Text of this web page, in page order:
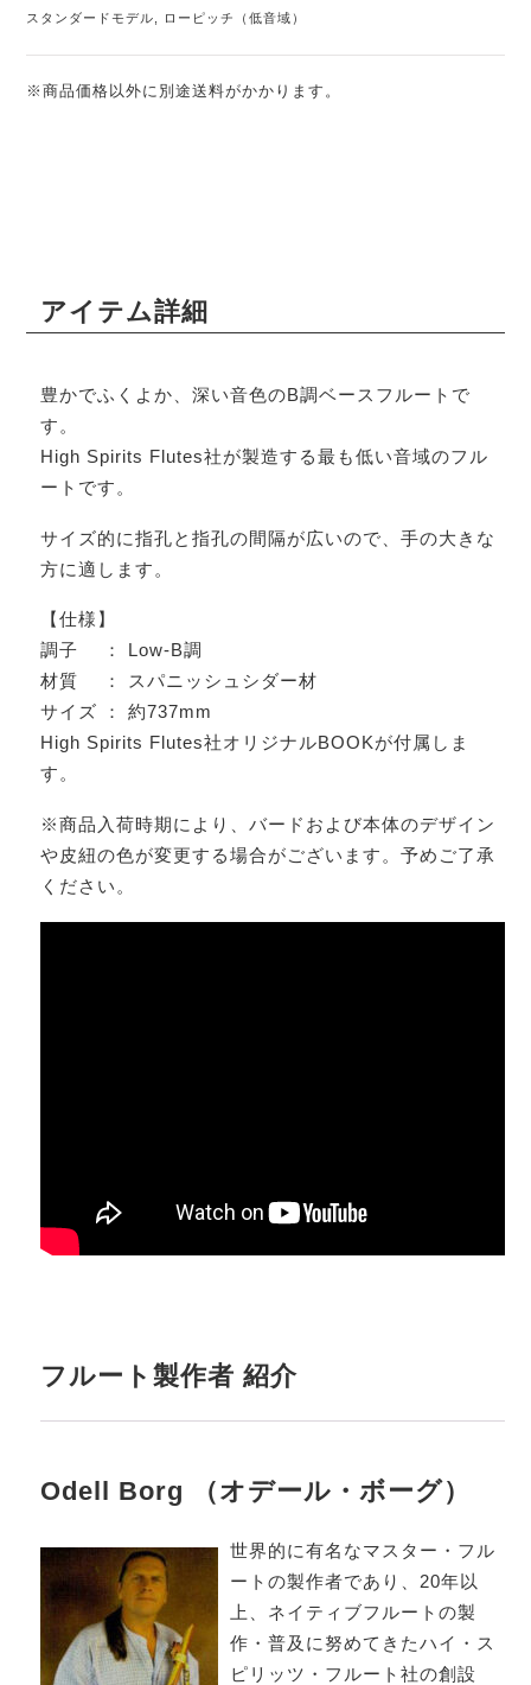
スタンダードモデル ローピッチ（低音域）
※商品価格以外に別途送料がかかります。
アイテム詳細
豊かでふくよか、深い音色のB調ベースフルートで
す。
High Spirits Flutes社が製造する最も低い音域のフル
ートです。
サイズ的に指孔と指孔の間隔が広いので、手の大きな
方に適します。
【仕様】
調子 ： Low-B調
材質 ： スパニッシュシダー材
サイズ ： 約737mm
High Spirits Flutes社オリジナルBOOKが付属しま
す。
※商品入荷時期により、バードおよび本体のデザイン
や皮紐の色が変更する場合がございます。予めご了承
ください。
フルート製作者 紹介
Odell Borg （オデール・ボーグ）
世界的に有名なマスター・フル
ートの製作者であり、20年以
上、ネイティブフルートの製
作・普及に努めてきたハイ・ス
ピリッツ・フルート社の創設